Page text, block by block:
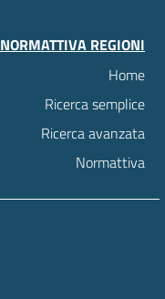
NORMATTIVA REGIONI
Home
Ricerca semplice
Ricerca avanzata
Normattiva